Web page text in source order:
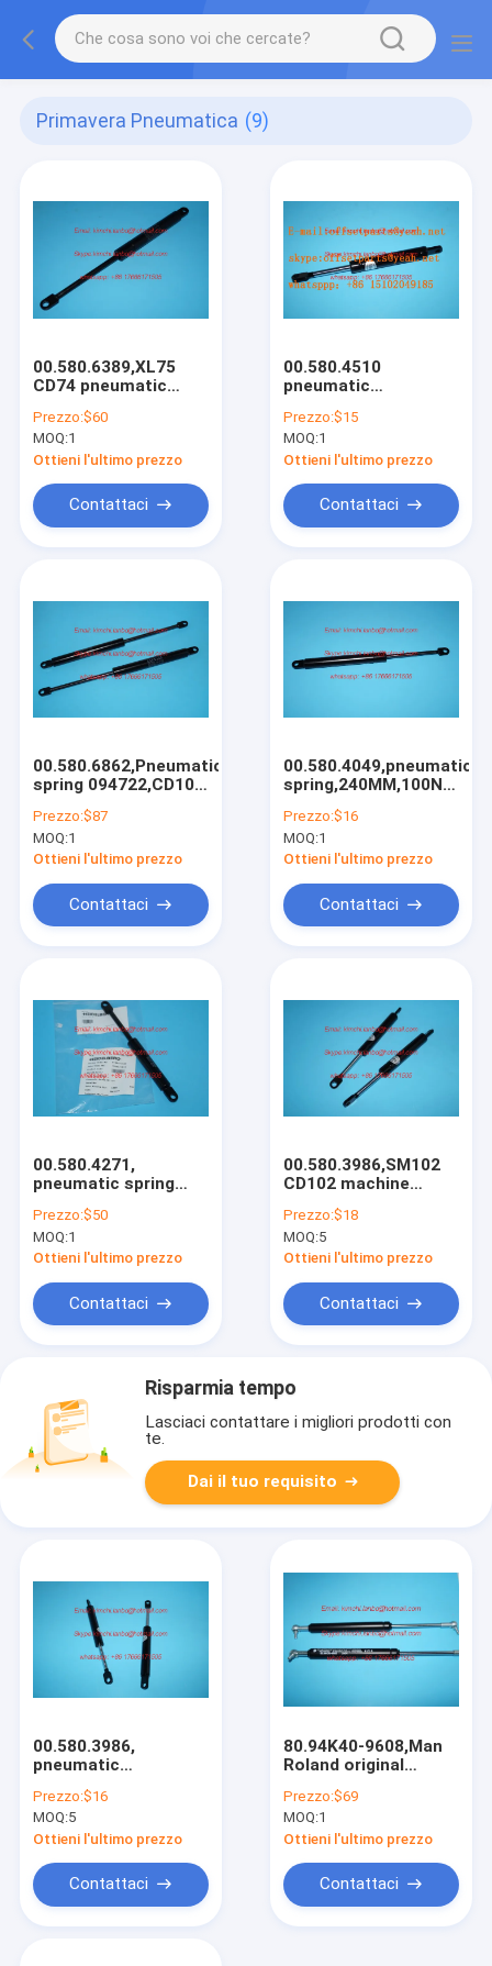
Primavera Pneumatica (9)
00.580.6389,XL75
CD74 pneumatic
original parts
Prezzo:$60
MOQ:1
Ottieni l'ultimo prezzo
Contattaci
00.580.4510
pneumatic
spring spare parts
for offset printing
machines
Prezzo:$15
MOQ:1
Ottieni l'ultimo prezzo
Contattaci
00.580.6862,Pneumatic
spring 094722,CD102
Prezzo:$87
MOQ:1
Ottieni l'ultimo prezzo
Contattaci
00.580.4049,pneumatic
spring,240MM,100N
offset printing
machines
Prezzo:$16
MOQ:1
Ottieni l'ultimo prezzo
Contattaci
00.580.4271,
pneumatic spring
spare parts for
offset printing
machines
Prezzo:$50
MOQ:1
Ottieni l'ultimo prezzo
Contattaci
00.580.3986,SM102
CD102 machine
gas spring
Prezzo:$18
MOQ:5
Ottieni l'ultimo prezzo
Contattaci
Risparmia tempo
Lasciaci contattare i migliori prodotti con
te.
Dai il tuo requisito
00.580.3986,
pneumatic
sm102 cd102 cx102
machines parts
Prezzo:$16
MOQ:5
Ottieni l'ultimo prezzo
Contattaci
80.94K40-9608,Man
Roland original
spring,Roland original
part,8094k409608
Prezzo:$69
MOQ:1
Ottieni l'ultimo prezzo
Contattaci